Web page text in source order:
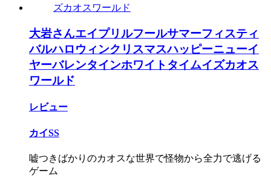
大岩さんエイプリルフールサマーフィスティ
バルハロウィンクリスマスハッピーニューイ
ヤーバレンタインホワイトタイムイズカオス
ワールド
レビュー
カイSS
嘘つきばかりのカオスな世界で怪物から全力で逃げる
ゲーム